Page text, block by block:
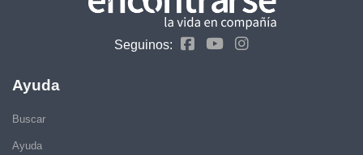
Seguinos:
Ayuda
Buscar
Ayuda